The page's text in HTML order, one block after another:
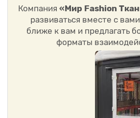
Компания «Мир Fashion
развиваться вместе с
ближе к вам и предлагать
форматы